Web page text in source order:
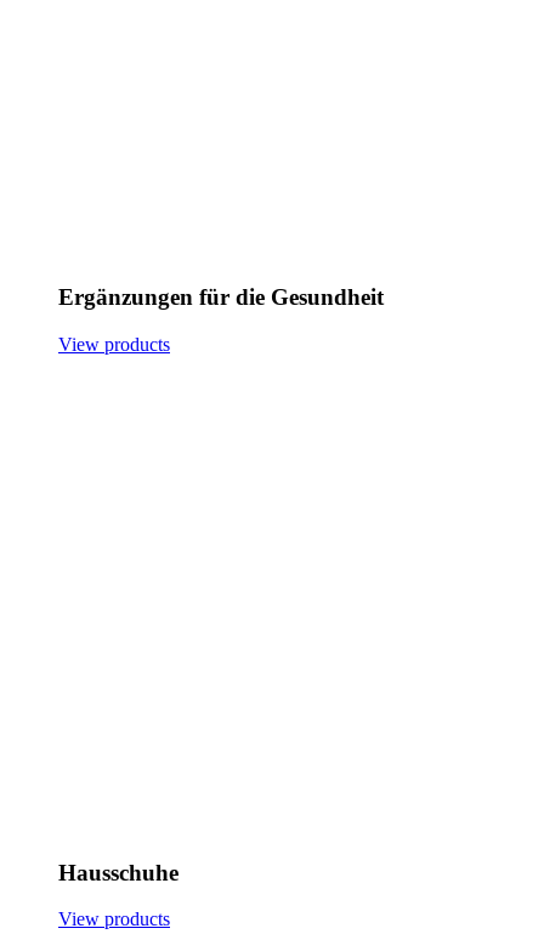
Ergänzungen für die Gesundheit
View products
Hausschuhe
View products